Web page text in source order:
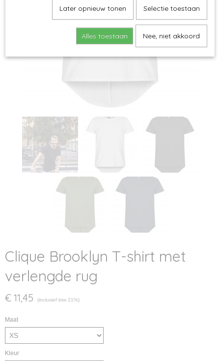
Clique Brooklyn T-shirt met
verlengde rug
€ 11,45 (inclusief btw 21%)
Maat
Kleur
Later opnieuw tonen Selectie toestaan
Alles toestaan Nee, niet akkoord